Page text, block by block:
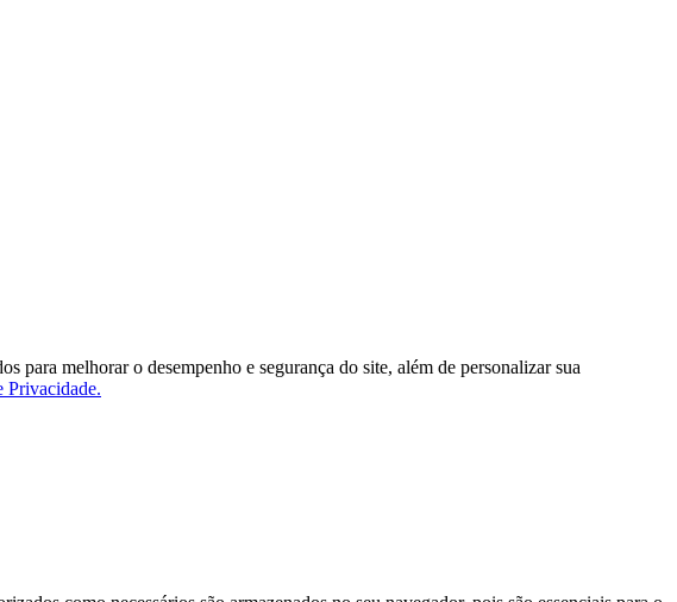
para melhorar o desempenho e segurança do site, além de personalizar sua
Privacidade.